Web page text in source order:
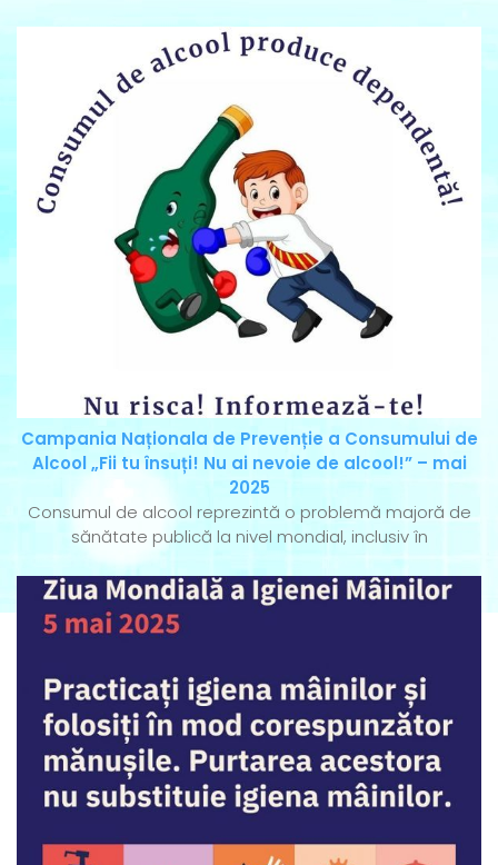
Campania Naționala de Prevenție a Consumului de
Alcool „Fii tu însuți! Nu ai nevoie de alcool!” – mai
2025
Consumul de alcool reprezintă o problemă majoră de
sănătate publică la nivel mondial, inclusiv în